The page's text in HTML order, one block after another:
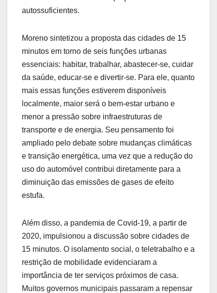
autossuficientes.
Moreno sintetizou a proposta das cidades de 15
minutos em torno de seis funções urbanas
essenciais: habitar, trabalhar, abastecer-se, cuidar
da saúde, educar-se e divertir-se. Para ele, quanto
mais essas funções estiverem disponíveis
localmente, maior será o bem-estar urbano e
menor a pressão sobre infraestruturas de
transporte e de energia. Seu pensamento foi
ampliado pelo debate sobre mudanças climáticas
e transição energética, uma vez que a redução do
uso do automóvel contribui diretamente para a
diminuição das emissões de gases de efeito
estufa.
Além disso, a pandemia de Covid-19, a partir de
2020, impulsionou a discussão sobre cidades de
15 minutos. O isolamento social, o teletrabalho e a
restrição de mobilidade evidenciaram a
importância de ter serviços próximos de casa.
Muitos governos municipais passaram a repensar